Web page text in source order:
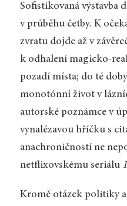
Sofistikovaná výstavba
v průběhu četby. K
zvratu dojde až v
k odhalení magicko-
pozadí místa; do té
monotónní život v
autorské poznámce v
vynalézavou hříčku s
anachroničností ne
netflixovskému seriálu
Kromě otázek politiky